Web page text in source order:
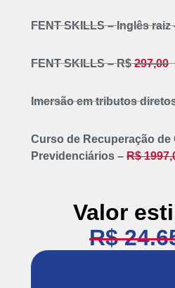
FENT SKILLS – Inglês raiz
FENT SKILLS – R$297,00
Imersão em tributos
Curso de Recuperação de
Previdenciários – R$
Valor
R$